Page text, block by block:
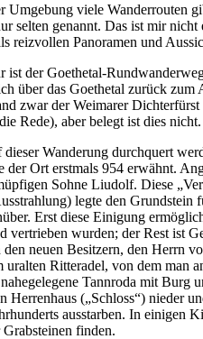
Umgebung viele Wanderrouten
selten genannt. Das ist mir
reizvollen Panoramen und
ist der Goethetal-
über das Goethetal zurück zum
zwar der Weimarer
Rede), aber belegt ist dies nicht.
Wanderung durchquert
Ort erstmals 954 erwähnt.
Sohne Liudolf. Diese
legte den Grundstein
Erst diese Einigung
vertrieben wurden; der Rest ist
neuen Besitzern, den Herrn
uralten Ritteradel, von dem man
Tannroda mit Burg
Herrenhaus („Schloss“) nieder
ausstarben. In einigen
finden.